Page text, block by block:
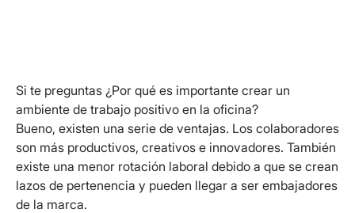
Si te preguntas ¿Por qué es importante crear un
ambiente de trabajo positivo en la oficina?
Bueno, existen una serie de ventajas. Los colaboradores
son más productivos, creativos e innovadores. También
existe una menor rotación laboral debido a que se crean
lazos de pertenencia y pueden llegar a ser embajadores
de la marca.